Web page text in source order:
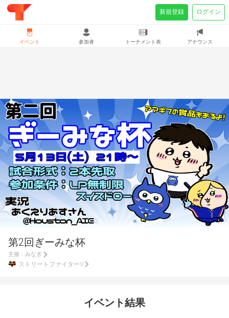
第2回ぎーみな杯
主催： みなぎ
ストリートファイターV
イベント結果
イベント 参加者 トーナメント表 アナウンス
新規登録 ログイン